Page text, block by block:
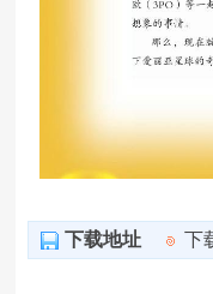
下载地址 下